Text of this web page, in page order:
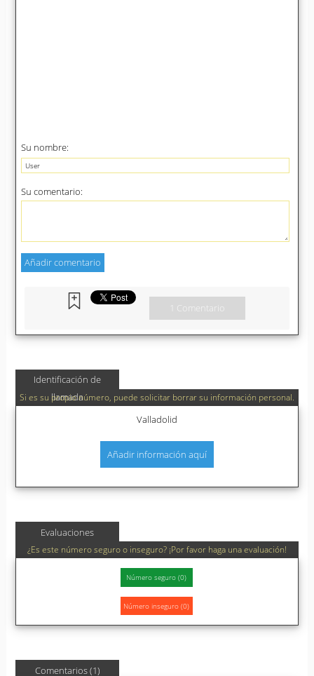
Su nombre:
Su comentario:
1 Comentario
Identificación de
llamada
Si es su propio número, puede solicitar borrar su información personal.
Valladolid
Añadir información aquí
Evaluaciones
¿Es este número seguro o inseguro? ¡Por favor haga una evaluación!
Comentarios (1)